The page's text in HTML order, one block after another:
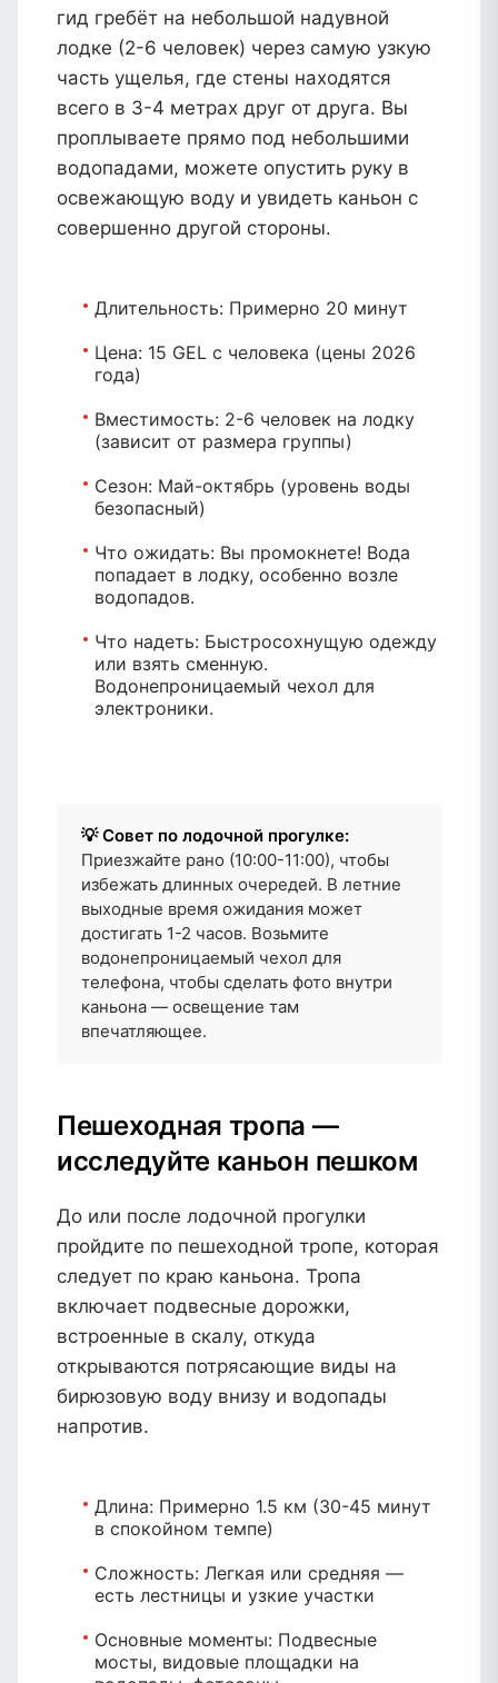
гид гребёт на небольшой надувной
лодке (2-6 человек) через самую узкую
часть ущелья, где стены находятся
всего в 3-4 метрах друг от друга. Вы
проплываете прямо под небольшими
водопадами, можете опустить руку в
освежающую воду и увидеть каньон с
совершенно другой стороны.
Длительность: Примерно 20 минут
Цена: 15 GEL с человека (цены 2026
года)
Вместимость: 2-6 человек на лодку
(зависит от размера группы)
Сезон: Май-октябрь (уровень воды
безопасный)
Что ожидать: Вы промокнете! Вода
попадает в лодку, особенно возле
водопадов.
Что надеть: Быстросохнущую одежду
или взять сменную.
Водонепроницаемый чехол для
электроники.
💡 Совет по лодочной прогулке:
Приезжайте рано (10:00-11:00), чтобы
избежать длинных очередей. В летние
выходные время ожидания может
достигать 1-2 часов. Возьмите
водонепроницаемый чехол для
телефона, чтобы сделать фото внутри
каньона — освещение там
впечатляющее.
Пешеходная тропа —
исследуйте каньон пешком
До или после лодочной прогулки
пройдите по пешеходной тропе, которая
следует по краю каньона. Тропа
включает подвесные дорожки,
встроенные в скалу, откуда
открываются потрясающие виды на
бирюзовую воду внизу и водопады
напротив.
Длина: Примерно 1.5 км (30-45 минут
в спокойном темпе)
Сложность: Легкая или средняя —
есть лестницы и узкие участки
Основные моменты: Подвесные
мосты, видовые площадки на